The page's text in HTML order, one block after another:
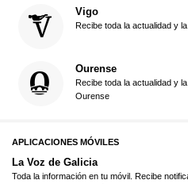
Vigo
Recibe toda la actualidad y
Ourense
Recibe toda la actualidad y
Ourense
APLICACIONES MÓVILES
La Voz de Galicia
Toda la información en tu móvil. Recibe